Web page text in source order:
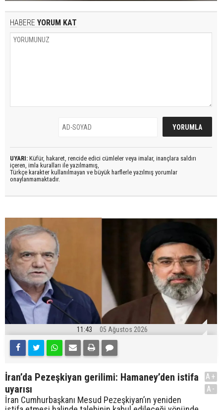
HABERE YORUM KAT
UYARI: Küfür, hakaret, rencide edici cümleler veya imalar, inançlara saldırı
içeren, imla kuralları ile yazılmamış,
Türkçe karakter kullanılmayan ve büyük harflerle yazılmış yorumlar
onaylanmamaktadır.
11:43 05 Ağustos 2026
İran’da Pezeşkiyan gerilimi: Hamaney’den istifa
uyarısı
İran Cumhurbaşkanı Mesud Pezeşkiyan’ın yeniden
A+
A-